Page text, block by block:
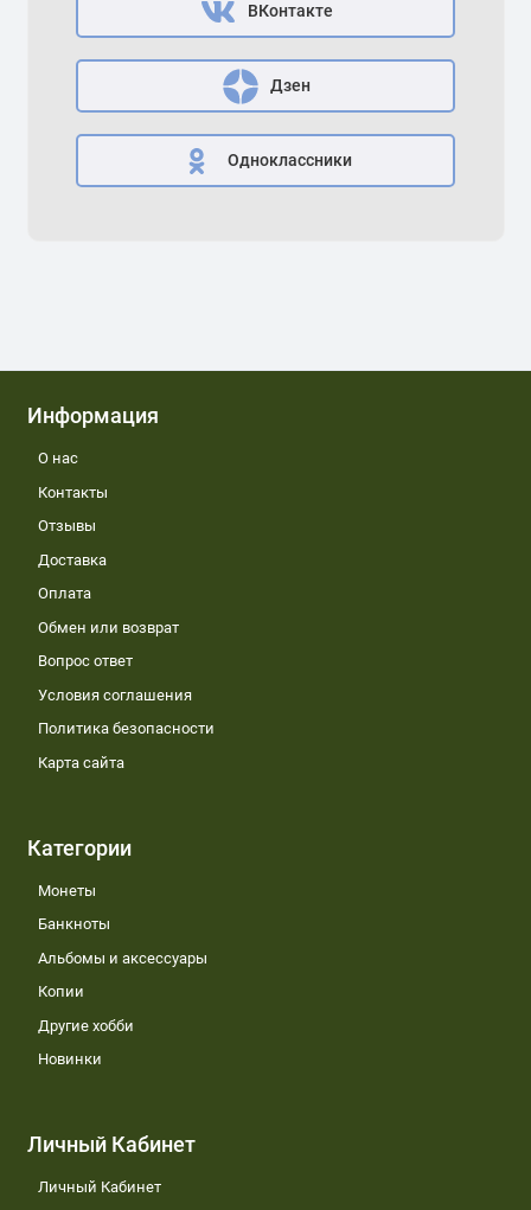
ВКонтакте
Дзен
Одноклассники
Информация
О нас
Контакты
Отзывы
Доставка
Оплата
Обмен или возврат
Вопрос ответ
Условия соглашения
Политика безопасности
Карта сайта
Категории
Монеты
Банкноты
Альбомы и аксессуары
Копии
Другие хобби
Новинки
Личный Кабинет
Личный Кабинет